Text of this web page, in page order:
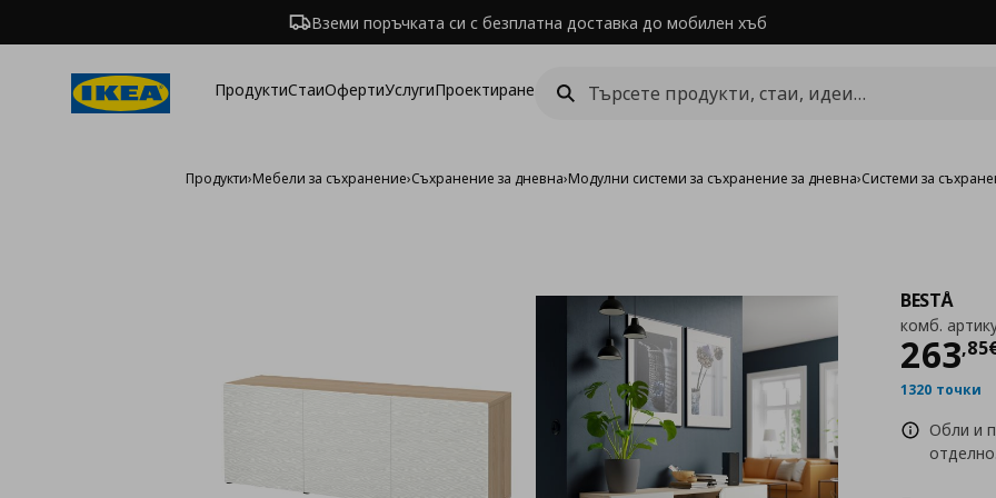
Вземи поръчката си с безплатна доставка до мобилен хъб
ПродуктиСтаиОфертиУслугиПроектиране
Продукти›Мебели за съхранение›Съхранение за дневна›Модулни системи за съхранение за дневна›Системи за
BESTÅ
комб.
263,85
1320 точки
Обли и
отделно.